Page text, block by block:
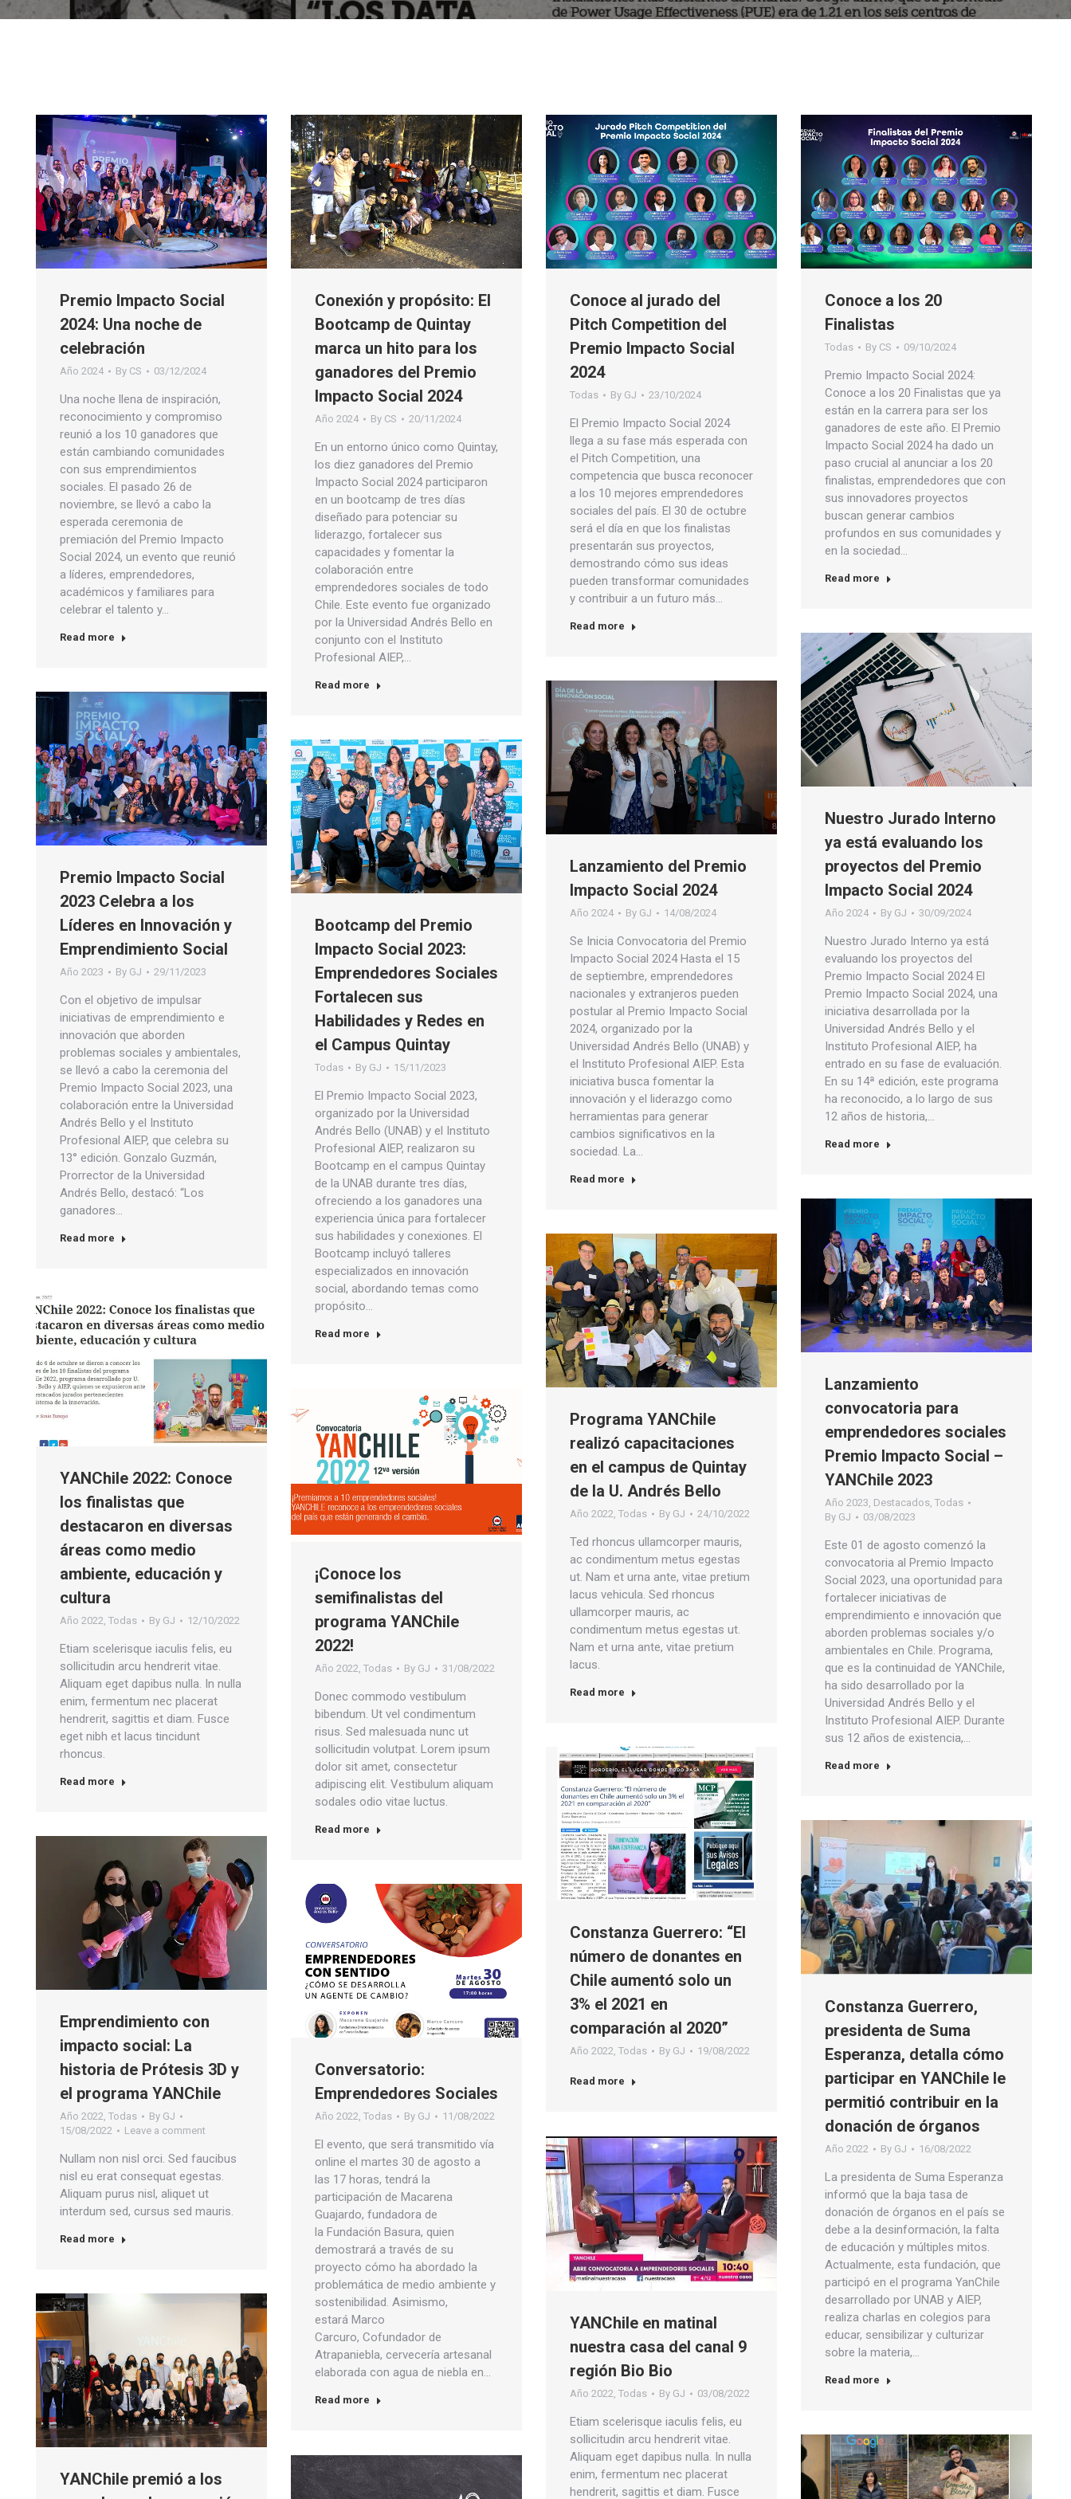
Premio Impacto Social
2024: Una noche de
celebración
Año 2024 By CS 03/12/2024
Una noche llena de inspiración,
reconocimiento y compromiso
reunió a los 10 ganadores que
están cambiando comunidades
con sus emprendimientos
sociales. El pasado 26 de
noviembre, se llevó a cabo la
esperada ceremonia de
premiación del Premio Impacto
Social 2024, un evento que reunió
a líderes, emprendedores,
académicos y familiares para
celebrar el talento y…
Read more
Conexión y propósito: El
Bootcamp de Quintay
marca un hito para los
ganadores del Premio
Impacto Social 2024
Año 2024 By CS 20/11/2024
En un entorno único como Quintay,
los diez ganadores del Premio
Impacto Social 2024 participaron
en un bootcamp de tres días
diseñado para potenciar su
liderazgo, fortalecer sus
capacidades y fomentar la
colaboración entre
emprendedores sociales de todo
Chile. Este evento fue organizado
por la Universidad Andrés Bello en
conjunto con el Instituto
Profesional AIEP,…
Read more
Conoce al jurado del
Pitch Competition del
Premio Impacto Social
2024
Todas By GJ 23/10/2024
El Premio Impacto Social 2024
llega a su fase más esperada con
el Pitch Competition, una
competencia que busca reconocer
a los 10 mejores emprendedores
sociales del país. El 30 de octubre
será el día en que los finalistas
presentarán sus proyectos,
demostrando cómo sus ideas
pueden transformar comunidades
y contribuir a un futuro más…
Read more
Conoce a los 20
Finalistas
Todas By CS 09/10/2024
Premio Impacto Social 2024:
Conoce a los 20 Finalistas que ya
están en la carrera para ser los
ganadores de este año. El Premio
Impacto Social 2024 ha dado un
paso crucial al anunciar a los 20
finalistas, emprendedores que con
sus innovadores proyectos
buscan generar cambios
profundos en sus comunidades y
en la sociedad…
Read more
Nuestro Jurado Interno
ya está evaluando los
proyectos del Premio
Impacto Social 2024
Año 2024 By GJ 30/09/2024
Nuestro Jurado Interno ya está
evaluando los proyectos del
Premio Impacto Social 2024 El
Premio Impacto Social 2024, una
iniciativa desarrollada por la
Universidad Andrés Bello y el
Instituto Profesional AIEP, ha
entrado en su fase de evaluación.
En su 14ª edición, este programa
ha reconocido, a lo largo de sus
12 años de historia,…
Read more
Lanzamiento del Premio
Impacto Social 2024
Año 2024 By GJ 14/08/2024
Se Inicia Convocatoria del Premio
Impacto Social 2024 Hasta el 15
de septiembre, emprendedores
nacionales y extranjeros pueden
postular al Premio Impacto Social
2024, organizado por la
Universidad Andrés Bello (UNAB) y
el Instituto Profesional AIEP. Esta
iniciativa busca fomentar la
innovación y el liderazgo como
herramientas para generar
cambios significativos en la
sociedad. La…
Read more
Premio Impacto Social
2023 Celebra a los
Líderes en Innovación y
Emprendimiento Social
Año 2023 By GJ 29/11/2023
Con el objetivo de impulsar
iniciativas de emprendimiento e
innovación que aborden
problemas sociales y ambientales,
se llevó a cabo la ceremonia del
Premio Impacto Social 2023, una
colaboración entre la Universidad
Andrés Bello y el Instituto
Profesional AIEP, que celebra su
13° edición. Gonzalo Guzmán,
Prorrector de la Universidad
Andrés Bello, destacó: “Los
ganadores…
Read more
Bootcamp del Premio
Impacto Social 2023:
Emprendedores Sociales
Fortalecen sus
Habilidades y Redes en
el Campus Quintay
Todas By GJ 15/11/2023
El Premio Impacto Social 2023,
organizado por la Universidad
Andrés Bello (UNAB) y el Instituto
Profesional AIEP, realizaron su
Bootcamp en el campus Quintay
de la UNAB durante tres días,
ofreciendo a los ganadores una
experiencia única para fortalecer
sus habilidades y conexiones. El
Bootcamp incluyó talleres
especializados en innovación
social, abordando temas como
propósito…
Read more
Lanzamiento
convocatoria para
emprendedores sociales
Premio Impacto Social –
YANChile 2023
Año 2023, Destacados, Todas
By GJ 03/08/2023
Este 01 de agosto comenzó la
convocatoria al Premio Impacto
Social 2023, una oportunidad para
fortalecer iniciativas de
emprendimiento e innovación que
aborden problemas sociales y/o
ambientales en Chile. Programa,
que es la continuidad de YANChile,
ha sido desarrollado por la
Universidad Andrés Bello y el
Instituto Profesional AIEP. Durante
sus 12 años de existencia,…
Read more
Programa YANChile
realizó capacitaciones
en el campus de Quintay
de la U. Andrés Bello
Año 2022, Todas By GJ 24/10/2022
Ted rhoncus ullamcorper mauris,
ac condimentum metus egestas
ut. Nam et urna ante, vitae pretium
lacus vehicula. Sed rhoncus
ullamcorper mauris, ac
condimentum metus egestas ut.
Nam et urna ante, vitae pretium
lacus.
Read more
YANChile 2022: Conoce
los finalistas que
destacaron en diversas
áreas como medio
ambiente, educación y
cultura
Año 2022 Todas By GJ 12/10/2022
Etiam scelerisque iaculis felis, eu
sollicitudin arcu hendrerit vitae.
Aliquam eget dapibus nulla. In nulla
enim, fermentum nec placerat
hendrerit, sagittis et diam. Fusce
eget nibh et lacus tincidunt
rhoncus.
Read more
¡Conoce los
semifinalistas del
programa YANChile
2022!
Año 2022, Todas By GJ 31/08/2022
Donec commodo vestibulum
bibendum. Ut vel condimentum
risus. Sed malesuada nunc ut
sollicitudin volutpat. Lorem ipsum
dolor sit amet, consectetur
adipiscing elit. Vestibulum aliquam
sodales odio vitae luctus.
Read more
Constanza Guerrero: “El
número de donantes en
Chile aumentó solo un
3% el 2021 en
comparación al 2020”
Año 2022, Todas By GJ 19/08/2022
Read more
Constanza Guerrero,
presidenta de Suma
Esperanza, detalla cómo
participar en YANChile le
permitió contribuir en la
donación de órganos
Año 2022 By GJ 16/08/2022
La presidenta de Suma Esperanza
informó que la baja tasa de
donación de órganos en el país se
debe a la desinformación, la falta
de educación y múltiples mitos.
Actualmente, esta fundación, que
participó en el programa YanChile
desarrollado por UNAB y AIEP,
realiza charlas en colegios para
educar, sensibilizar y culturizar
sobre la materia,…
Read more
Emprendimiento con
impacto social: La
historia de Prótesis 3D y
el programa YANChile
Año 2022, Todas By GJ
15/08/2022
Leave a comment
Nullam non nisl orci. Sed faucibus
nisl eu erat consequat egestas.
Aliquam purus nisl, aliquet ut
interdum sed, cursus sed mauris.
Read more
Conversatorio:
Emprendedores Sociales
Año 2022, Todas By GJ 11/08/2022
El evento, que será transmitido vía
online el martes 30 de agosto a
las 17 horas, tendrá la
participación de Macarena
Guajardo, fundadora de
la Fundación Basura, quien
demostrará a través de su
proyecto cómo ha abordado la
problemática de medio ambiente y
sostenibilidad. Asimismo,
estará Marco
Carcuro, Cofundador de
Atrapaniebla, cervecería artesanal
elaborada con agua de niebla en…
Read more
YANChile en matinal
nuestra casa del canal 9
región Bio Bio
Año 2022 Todas By GJ 03/08/2022
Etiam scelerisque iaculis felis, eu
sollicitudin arcu hendrerit vitae.
Aliquam eget dapibus nulla. In nulla
enim, fermentum nec placerat
hendrerit, sagittis et diam. Fusce
YANChile premió a los